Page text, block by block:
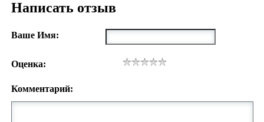
Написать отзыв
Ваше Имя:
Оценка:
Комментарий: